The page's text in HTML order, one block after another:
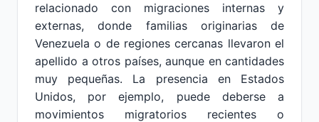
relacionado con migraciones internas y
externas, donde familias originarias de
Venezuela o de regiones cercanas llevaron el
apellido a otros países, aunque en cantidades
muy pequeñas. La presencia en Estados
Unidos, por ejemplo, puede deberse a
movimientos migratorios recientes o